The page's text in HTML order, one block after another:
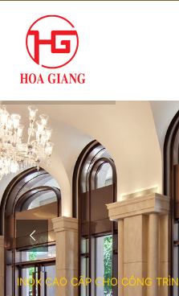
INOX CAO CẤP CHO CÔNG TRÌN